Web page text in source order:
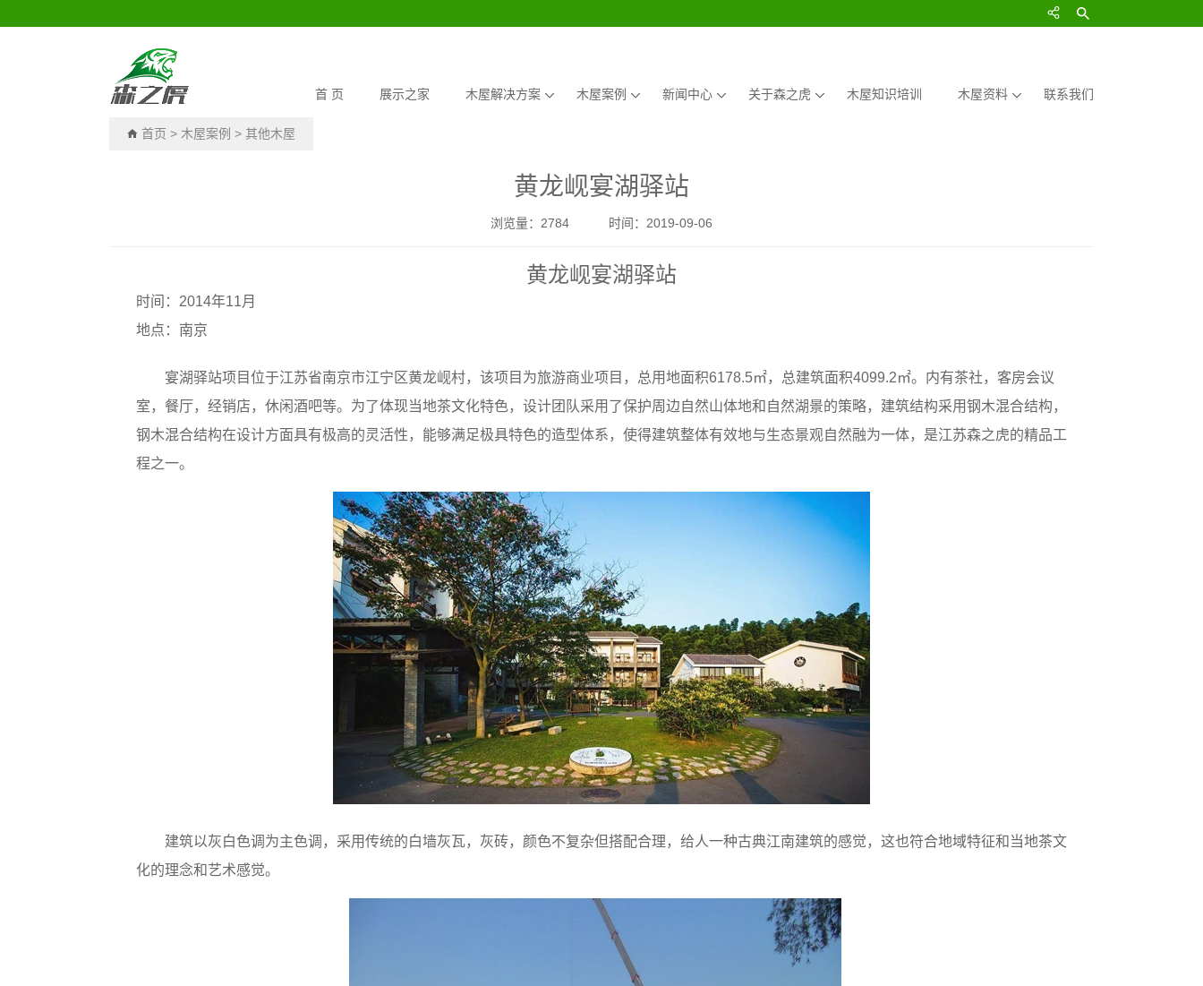
首 页 展示之家 木屋解决方案 木屋案例 新闻中心 关于森之虎 木屋知识培训 木屋资料 联系我们
首页 > 木屋案例 > 其他木屋
黄龙岘宴湖驿站
浏览量： 2784 时间：2019-09-06
黄龙岘宴湖驿站
时间：2014年11月
地点：南京
宴湖驿站项目位于江苏省南京市江宁区黄龙岘村，该项目为旅游商业项目，总用地面积6178.5㎡，总建筑面积4099.2㎡。内有茶社，客房会议
室，餐厅，经销店，休闲酒吧等。为了体现当地茶文化特色，设计团队采用了保护周边自然山体地和自然湖景的策略，建筑结构采用钢木混合结构，
钢木混合结构在设计方面具有极高的灵活性，能够满足极具特色的造型体系，使得建筑整体有效地与生态景观自然融为一体，是江苏森之虎的精品工
程之一。
建筑以灰白色调为主色调，采用传统的白墙灰瓦，灰砖，颜色不复杂但搭配合理，给人一种古典江南建筑的感觉，这也符合地域特征和当地茶文
化的理念和艺术感觉。